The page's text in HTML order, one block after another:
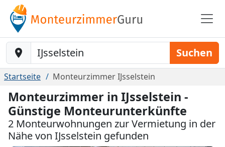
Baustelle-Location Suchen
Startseite Monteurzimmer IJsselstein
Monteurzimmer in IJsselstein -
Günstige Monteurunterkünfte
2 Monteurwohnungen zur Vermietung in der
Nähe von IJsselstein gefunden